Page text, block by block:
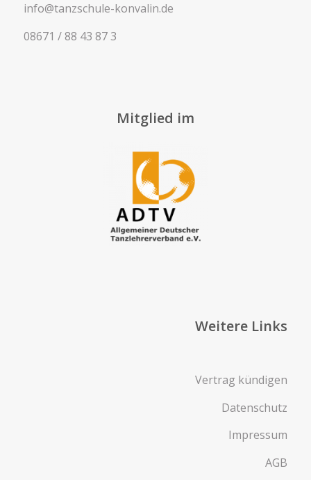
info@tanzschule-konvalin.de
08671 / 88 43 87 3
Mitglied im
Weitere Links
Vertrag kündigen
Datenschutz
Impressum
AGB